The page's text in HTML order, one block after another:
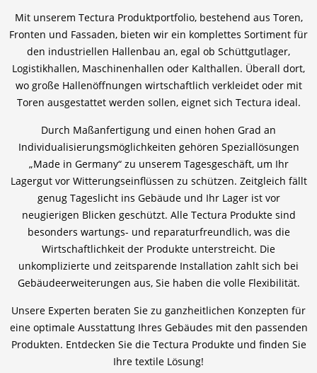
News
Kontakt
News
Kontakt
Kontakt
Ansprechpartner weltweit
Beruf und Karriere
Mit unserem Tectura Produktportfolio, bestehend aus Toren,
Fronten und Fassaden, bieten wir ein komplettes Sortiment für
den industriellen Hallenbau an, egal ob Schüttgutlager,
Logistikhallen, Maschinenhallen oder Kalthallen. Überall dort,
wo große Hallenöffnungen wirtschaftlich verkleidet oder mit
Toren ausgestattet werden sollen, eignet sich Tectura ideal.
Durch Maßanfertigung und einen hohen Grad an
Individualisierungsmöglichkeiten gehören Speziallösungen
„Made in Germany“ zu unserem Tagesgeschäft, um Ihr
Lagergut vor Witterungseinflüssen zu schützen. Zeitgleich fällt
genug Tageslicht ins Gebäude und Ihr Lager ist vor
neugierigen Blicken geschützt. Alle Tectura Produkte sind
besonders wartungs- und reparaturfreundlich, was die
Wirtschaftlichkeit der Produkte unterstreicht. Die
unkomplizierte und zeitsparende Installation zahlt sich bei
Gebäudeerweiterungen aus, Sie haben die volle Flexibilität.
Unsere Experten beraten Sie zu ganzheitlichen Konzepten für
eine optimale Ausstattung Ihres Gebäudes mit den passenden
Produkten. Entdecken Sie die Tectura Produkte und finden Sie
Ihre textile Lösung!